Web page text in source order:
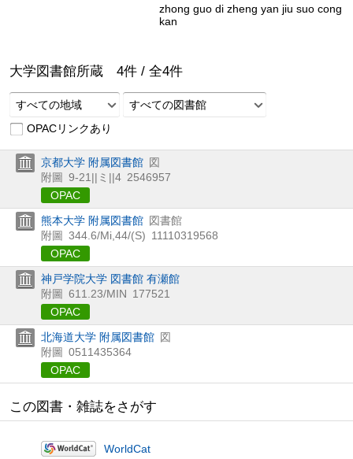
zhong guo di zheng yan jiu suo cong
kan
大学図書館所蔵 4件 / 全4件
すべての地域
すべての図書館
OPACリンクあり
京都大学 附属図書館 図
附圖 9-21||ミ||4 2546957
OPAC
熊本大学 附属図書館 図書館
附圖 344.6/Mi,44/(S) 11110319568
OPAC
神戸学院大学 図書館 有瀬館
附圖 611.23/MIN 177521
OPAC
北海道大学 附属図書館 図
附圖 0511435364
OPAC
この図書・雑誌をさがす
WorldCat